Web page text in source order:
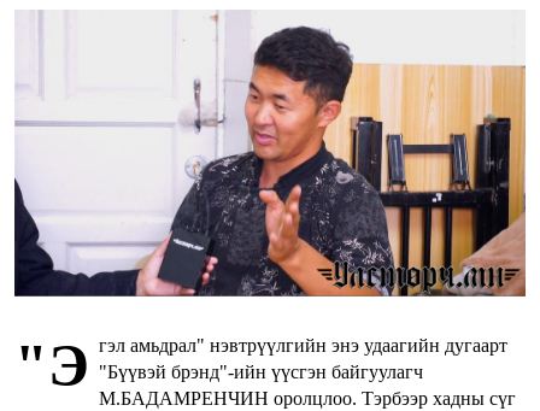
"Э гэл амьдрал" нэвтрүүлгийн энэ удаагийн дугаарт
"Бүүвэй брэнд"-ийн үүсгэн байгуулагч
М.БАДАМРЕНЧИН оролцлоо. Тэрбээр хадны сүг